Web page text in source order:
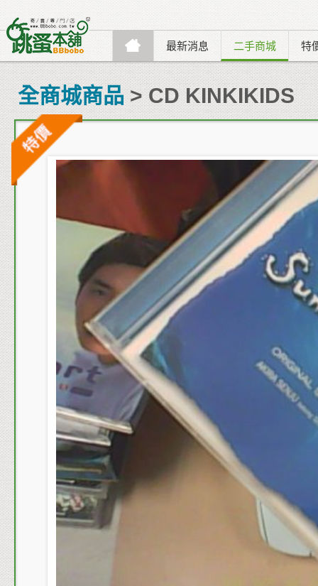
最新消息 二手商城 特
全商城商品> CD KINKIKIDS